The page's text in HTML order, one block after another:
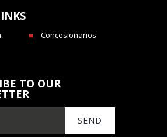
Concesionarios
TO OUR